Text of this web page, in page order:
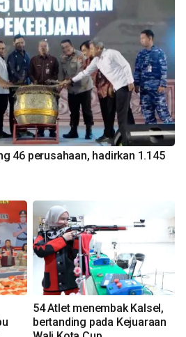
46 perusahaan, hadirkan 1.145
54 Atlet menembak Kalsel,
bertanding pada Kejuaraan